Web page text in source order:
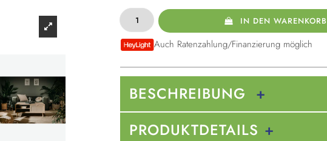
IN DEN WARENKORB
Auch Ratenzahlung/Finanzierung möglich
BESCHREIBUNG
PRODUKTDETAILS